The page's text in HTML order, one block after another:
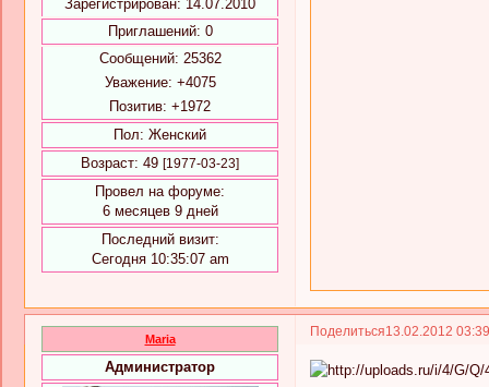
Зарегистрирован: 14.07.2010
Приглашений: 0
Сообщений: 25362
Уважение: +4075
Позитив: +1972
Пол: Женский
Возраст: 49 [1977-03-23]
Провел на форуме:
6 месяцев 9 дней
Последний визит:
Сегодня 10:35:07 am
Поделиться13.02.2012
Maria
Администратор